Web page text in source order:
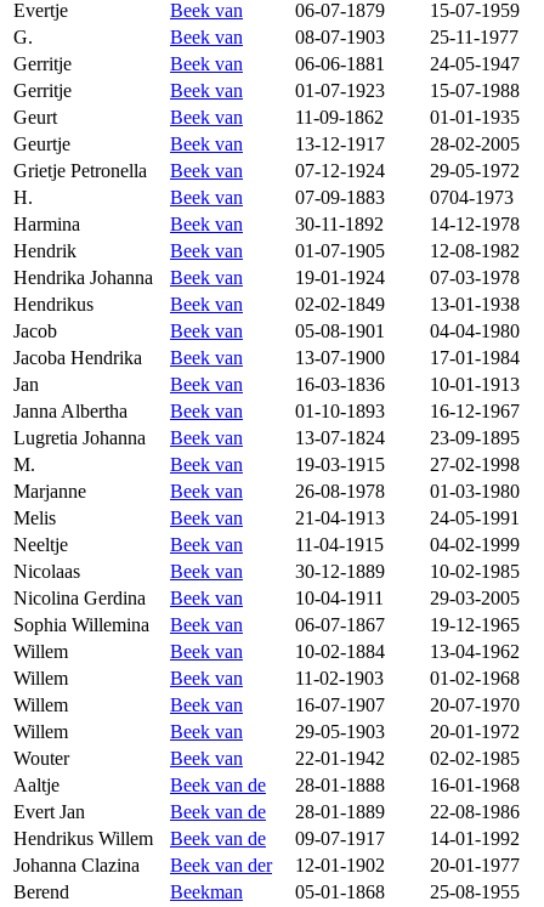
Evertje Beek van 06-07-1879
15-07-1959
G.
Beek van 08-07-1903
25-11-1977
Gerritje
Beek van 06-06-1881
24-05-1947
Gerritje
Beek van 01-07-1923
15-07-1988
Geurt
Beek van 11-09-1862
01-01-1935
Geurtje
Beek van 13-12-1917
28-02-2005
Grietje Petronella
Beek van 07-12-1924
29-05-1972
H.
Beek van 07-09-1883
0704-1973
Harmina
Beek van 30-11-1892
14-12-1978
Hendrik
Beek van 01-07-1905
12-08-1982
Hendrika Johanna
Beek van 19-01-1924
07-03-1978
Hendrikus
Beek van 02-02-1849
13-01-1938
Jacob
Beek van 05-08-1901
04-04-1980
Jacoba Hendrika
Beek van 13-07-1900
17-01-1984
Jan
Beek van 16-03-1836
10-01-1913
Janna Albertha
Beek van 01-10-1893
16-12-1967
Lugretia Johanna
Beek van 13-07-1824
23-09-1895
M.
Beek van 19-03-1915
27-02-1998
Marjanne
Beek van 26-08-1978
01-03-1980
Melis
Beek van 21-04-1913
24-05-1991
Neeltje
Beek van 11-04-1915
04-02-1999
Nicolaas
Beek van 30-12-1889
10-02-1985
Nicolina Gerdina
Beek van 10-04-1911
29-03-2005
Sophia Willemina
Beek van 06-07-1867
19-12-1965
Willem
Beek van 10-02-1884
13-04-1962
Willem
Beek van 11-02-1903
01-02-1968
Willem
Beek van 16-07-1907
20-07-1970
Willem
Beek van 29-05-1903
20-01-1972
Wouter
Beek van 22-01-1942
02-02-1985
Aaltje
Beek van de 28-01-1888
16-01-1968
Evert Jan
Beek van de 28-01-1889
22-08-1986
Hendrikus Willem
Beek van de 09-07-1917
14-01-1992
Johanna Clazina
Beek van der 12-01-1902
20-01-1977
Berend
Beekman 05-01-1868
25-08-1955